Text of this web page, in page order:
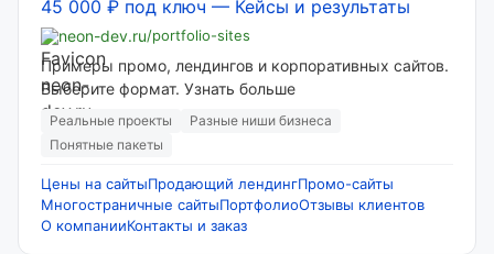
45 000 ₽ под ключ — Кейсы и результаты
neon-dev.ru/portfolio-sites
Примеры промо, лендингов и корпоративных сайтов.
Выберите формат. Узнать больше
Реальные проекты
Разные ниши бизнеса
Понятные пакеты
Цены на сайтыПродающий лендингПромо-сайты
Многостраничные сайтыПортфолиоОтзывы клиентов
О компанииКонтакты и заказ